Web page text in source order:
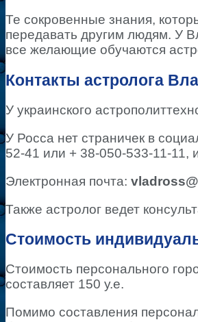
Те сокровенные знания,
передавать другим людям. У
все желающие обучаются
Контакты астролога
У украинского
У Росса нет страничек в
52-41 или + 38-050-533-11-11,
Электронная почта:
Также астролог ведет
Стоимость
Стоимость персонального
составляет 150 у.е.
Помимо составления